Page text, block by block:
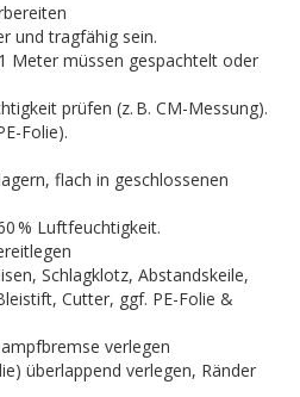
und tragfähig sein.
Meter müssen gespachtelt oder
prüfen (z. B. CM-Messung).
Folie).
flach in geschlossenen
% Luftfeuchtigkeit.
Schlagklotz, Abstandskeile,
Cutter, ggf. PE-Folie &
verlegen
überlappend verlegen, Ränder